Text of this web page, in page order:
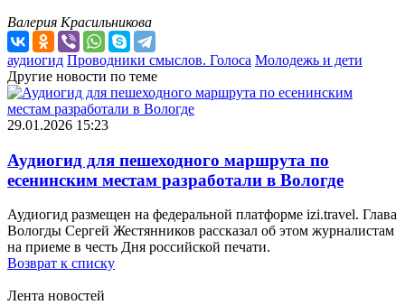
Валерия Красильникова
аудиогид Проводники смыслов. Голоса Молодежь и дети
Другие новости по теме
29.01.2026 15:23
Аудиогид для пешеходного маршрута по
есенинским местам разработали в Вологде
Аудиогид размещен на федеральной платформе izi.travel. Глава
Вологды Сергей Жестянников рассказал об этом журналистам
на приеме в честь Дня российской печати.
Возврат к списку
Лента новостей